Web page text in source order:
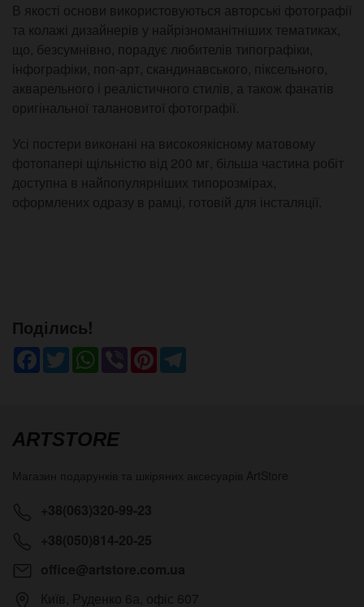
В якості основи використовуються авторські фотографії
та колажі дизайнерів у найрізноманітніших тематиках,
що, безсумнівно, порадує любителів типографіки,
інфографіки, поп-арт, скандинавського, піксельного,
акварельного і реалістичного стилів, а також фанатів
оригінальної талановитої фотографії.
Усі постери виконані на високоякісному матовому
фотопапері щільністю від 200 мг, більша частина робіт
доступна в найпопулярніших типорозмірах,
оформлених одразу в рамці, готовій для інсталяції.
Поділись!
Facebook
TwitterWhatsApp
ViberPinterest
ARTSTORE